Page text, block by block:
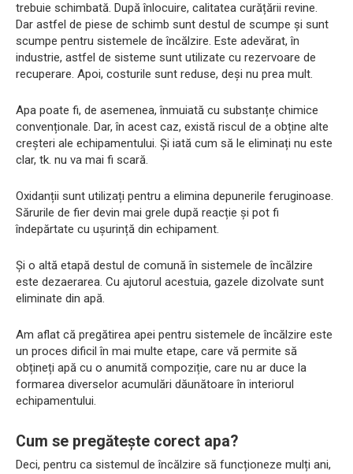
trebuie schimbată. După înlocuire, calitatea curățării revine.
Dar astfel de piese de schimb sunt destul de scumpe și sunt
scumpe pentru sistemele de încălzire. Este adevărat, în
industrie, astfel de sisteme sunt utilizate cu rezervoare de
recuperare. Apoi, costurile sunt reduse, deși nu prea mult.
Apa poate fi, de asemenea, înmuiată cu substanțe chimice
convenționale. Dar, în acest caz, există riscul de a obține alte
creșteri ale echipamentului. Și iată cum să le eliminați nu este
clar, tk. nu va mai fi scară.
Oxidanții sunt utilizați pentru a elimina depunerile feruginoase.
Sărurile de fier devin mai grele după reacție și pot fi
îndepărtate cu ușurință din echipament.
Și o altă etapă destul de comună în sistemele de încălzire
este dezaerarea. Cu ajutorul acestuia, gazele dizolvate sunt
eliminate din apă.
Am aflat că pregătirea apei pentru sistemele de încălzire este
un proces dificil în mai multe etape, care vă permite să
obțineți apă cu o anumită compoziție, care nu ar duce la
formarea diverselor acumulări dăunătoare în interiorul
echipamentului.
Cum se pregătește corect apa?
Deci, pentru ca sistemul de încălzire să funcționeze mulți ani,